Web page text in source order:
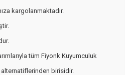
kargolanmaktadır.
tüm Fiyonk Kuyumculuk
birisidir.